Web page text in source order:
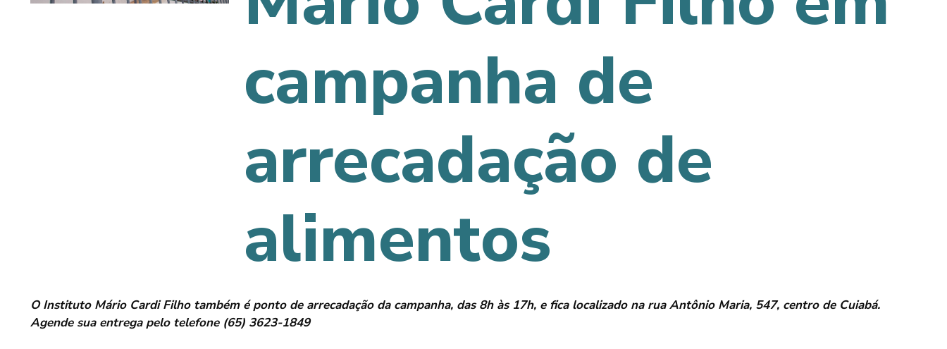
campanha de
arrecadação de
alimentos
O Instituto Mário Cardi Filho também é ponto de arrecadação da campanha, das 8h às 17h, e fica localizado na rua Antônio Maria, 547, centro de Cuiabá.
Agende sua entrega pelo telefone (65) 3623-1849